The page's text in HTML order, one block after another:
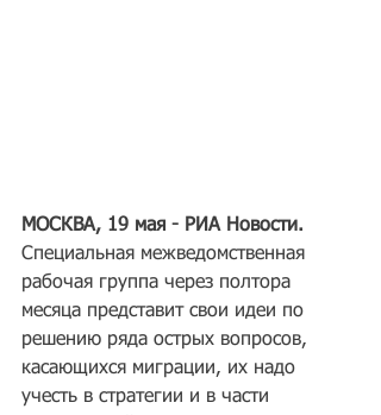
МОСКВА, 19 мая - РИА Новости.
Специальная межведомственная
рабочая группа через полтора
месяца представит свои идеи по
решению ряда острых вопросов,
касающихся миграции, их надо
учесть в стратегии и в части